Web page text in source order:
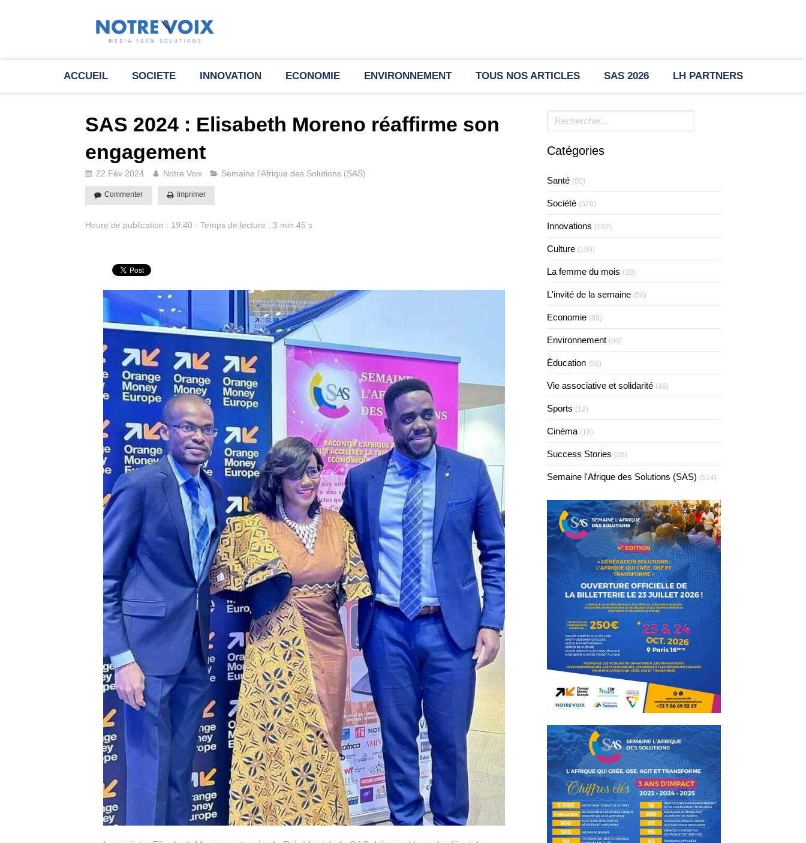
ACCUEIL SOCIETE INNOVATION ECONOMIE ENVIRONNEMENT TOUS NOS ARTICLES SAS 2026 LH PARTNERS
SAS 2024 : Elisabeth Moreno réaffirme son
engagement
22 Fév 2024 Notre Voix Semaine l'Afrique des Solutions (SAS)
Commenter Imprimer
Heure de publication : 19:40 - Temps de lecture : 3 min 45 s
Rechercher
Catégories
Santé (80)
Société (570)
Innovations (197)
Culture (109)
La femme du mois (38)
L'invité de la semaine (56)
Economie (89)
Environnement (60)
Éducation (56)
Vie associative et solidarité (46)
Sports (12)
Cinéma (18)
Success Stories (29)
Semaine l'Afrique des Solutions (SAS) (514)